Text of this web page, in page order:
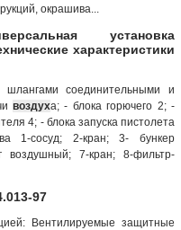
окрашива...
установка
характеристики
соединительными и
воздуха; - блока горючего 2; -
4; - блока запуска пистолета
1-сосуд; 2-кран; 3- бункер
воздушный; 7-кран; 8-фильтр-
97
Вентилируемые защитные